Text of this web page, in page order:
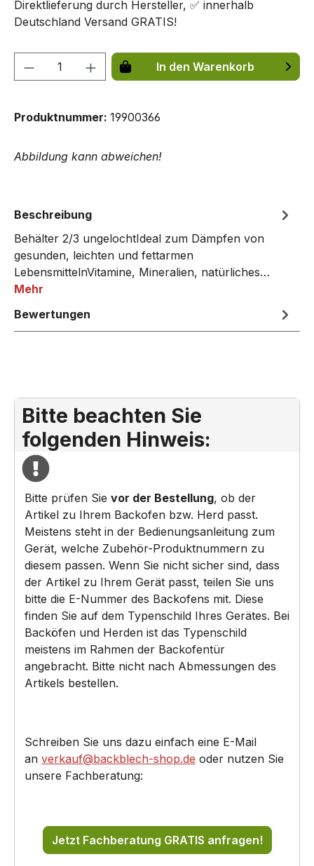
Direktlieferung durch Hersteller, ✅ innerhalb
Deutschland Versand GRATIS!
Produkt Anzahl: Gib denIn den Warenkorb
Produktnummer: 19900366
Abbildung kann abweichen!
Beschreibung
Behälter 2/3 ungelochtIdeal zum Dämpfen von
gesunden, leichten und fettarmen
LebensmittelnVitamine, Mineralien, natürliches…
Mehr
Bewertungen
Bitte beachten Sie
folgenden Hinweis:
Bitte prüfen Sie vor der Bestellung, ob der
Artikel zu Ihrem Backofen bzw. Herd passt.
Meistens steht in der Bedienungsanleitung zum
Gerät, welche Zubehör-Produktnummern zu
diesem passen. Wenn Sie nicht sicher sind, dass
der Artikel zu Ihrem Gerät passt, teilen Sie uns
bitte die E-Nummer des Backofens mit. Diese
finden Sie auf dem Typenschild Ihres Gerätes. Bei
Backöfen und Herden ist das Typenschild
meistens im Rahmen der Backofentür
angebracht. Bitte nicht nach Abmessungen des
Artikels bestellen.
Schreiben Sie uns dazu einfach eine E-Mail
an verkauf@backblech-shop.de oder nutzen Sie
unsere Fachberatung:
Jetzt Fachberatung GRATIS anfragen!